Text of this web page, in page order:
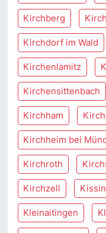
Kirchberg
Kirchdorf im Wald
Kirchenlamitz
Kirchensittenbach
Kirchham
Kirchheim bei
Kirchroth
Kirchzell
Kleinaitingen